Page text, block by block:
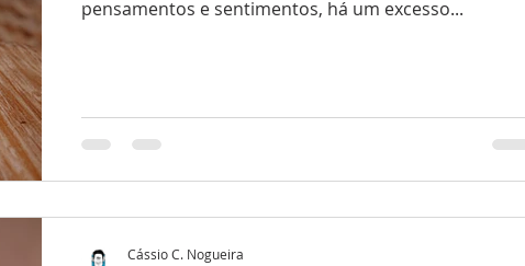
pensamentos e sentimentos, há um excesso...
Cássio C. Nogueira